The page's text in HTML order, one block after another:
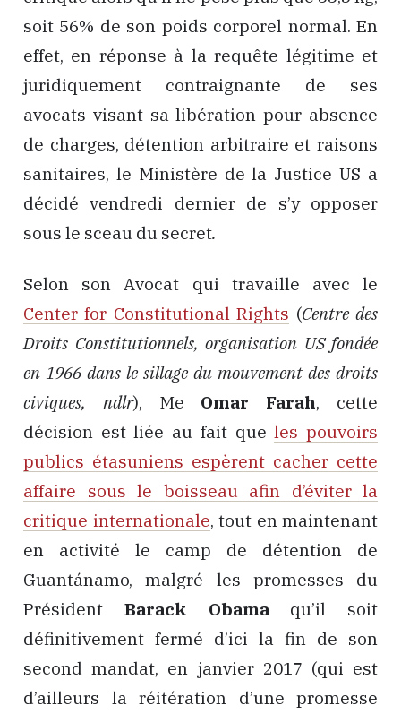
soit 56% de son poids corporel normal. En
effet, en réponse à la requête légitime et
juridiquement contraignante de ses
avocats visant sa libération pour absence
de charges, détention arbitraire et raisons
sanitaires, le Ministère de la Justice US a
décidé vendredi dernier de s’y opposer
sous le sceau du secret.
Selon son Avocat qui travaille avec le
Center for Constitutional Rights (Centre des
Droits Constitutionnels, organisation US fondée
en 1966 dans le sillage du mouvement des droits
civiques, ndlr), Me Omar Farah, cette
décision est liée au fait queles pouvoirs
publics étasuniens espèrent cacher cette
affaire sous le boisseau afin d’éviter la
critique internationale, tout en maintenant
en activité le camp de détention de
Guantánamo, malgré les promesses du
Président Barack Obamaqu’il soit
définitivement fermé d’ici la fin de son
second mandat, en janvier 2017 (qui est
d’ailleurs la réitération d’une promesse